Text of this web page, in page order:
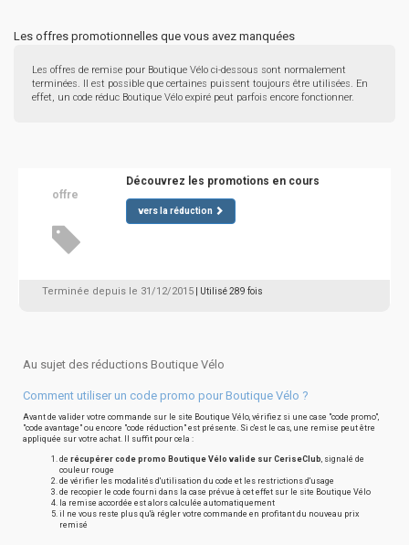
Les offres promotionnelles que vous avez manquées
Les offres de remise pour Boutique Vélo ci-dessous sont normalement
terminées. Il est possible que certaines puissent toujours être utilisées. En
effet, un code réduc Boutique Vélo expiré peut parfois encore fonctionner.
offre
Découvrez les promotions en cours
vers la réduction
Terminée depuis le 31/12/2015 | Utilisé 289 fois
Au sujet des réductions Boutique Vélo
Comment utiliser un code promo pour Boutique Vélo ?
Avant de valider votre commande sur le site Boutique Vélo, vérifiez si une case "code promo",
"code avantage" ou encore "code réduction" est présente. Si c'est le cas, une remise peut être
appliquée sur votre achat. Il suffit pour cela :
de récupérer code promo Boutique Vélo valide sur CeriseClub, signalé de
couleur rouge
de vérifier les modalités d'utilisation du code et les restrictions d'usage
de recopier le code fourni dans la case prévue à cet effet sur le site Boutique Vélo
la remise accordée est alors calculée automatiquement
il ne vous reste plus qu'à régler votre commande en profitant du nouveau prix
remisé